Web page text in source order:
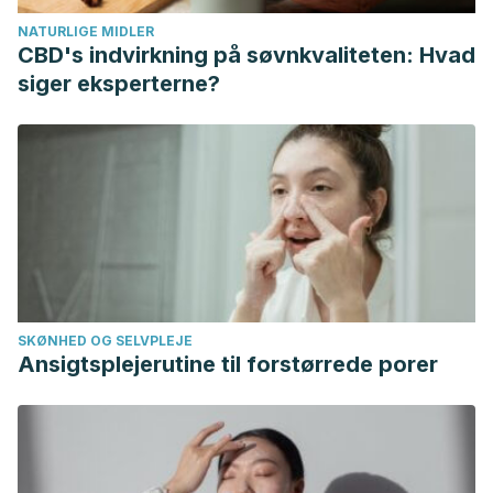
Samarghandian S, Farkhondeh T, Samini F. Honey and
health: a review of recent clinical research.
Pharmacognosy Research
Wintergerset, E. S., Maggini, S., & Hornig, D. H. (2006).
Immune-enhancing role of vitamin C and zinc and effect on
Annals of Nutrition & Metabolism,
NATURLIGE MIDLER
CBD's indvirkning på søvnkvaliteten: Hvad
siger eksperterne?
SKØNHED OG SELVPLEJE
Ansigtsplejerutine til forstørrede porer